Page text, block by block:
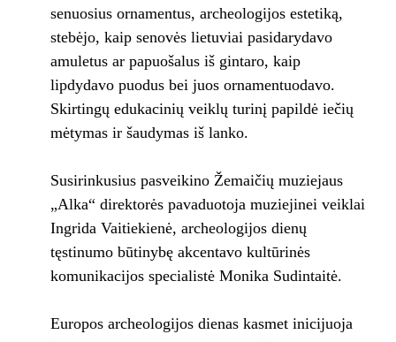
senuosius ornamentus, archeologijos estetiką,
stebėjo, kaip senovės lietuviai pasidarydavo
amuletus ar papuošalus iš gintaro, kaip
lipdydavo puodus bei juos ornamentuodavo.
Skirtingų edukacinių veiklų turinį papildė iečių
mėtymas ir šaudymas iš lanko.
Susirinkusius pasveikino Žemaičių muziejaus
„Alka“ direktorės pavaduotoja muziejinei veiklai
Ingrida Vaitiekienė, archeologijos dienų
tęstinumo būtinybę akcentavo kultūrinės
komunikacijos specialistė Monika Sudintaitė.
Europos archeologijos dienas kasmet inicijuoja